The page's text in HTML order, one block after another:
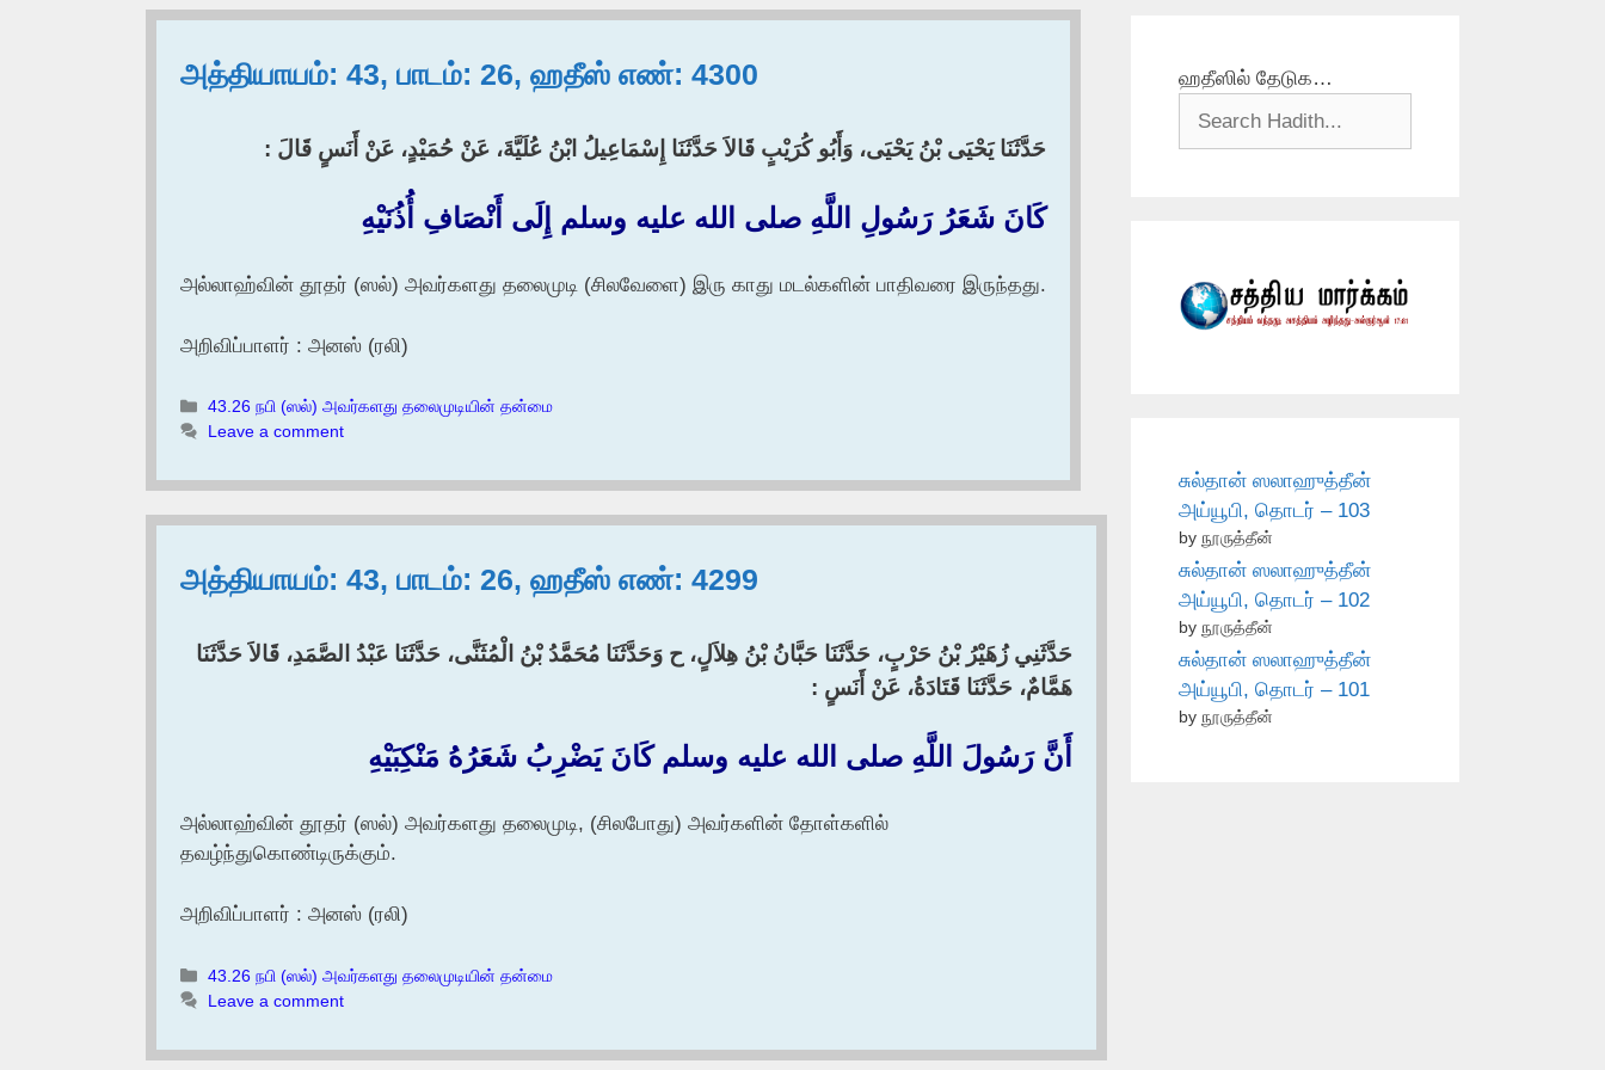
அத்தியாயம்: 43, பாடம்: 26, ஹதீஸ் எண்: 4300
حَدَّثَنَا يَحْيَى بْنُ يَحْيَى، وَأَبُو كُرَيْبٍ قَالاَ حَدَّثَنَا إِسْمَاعِيلُ ابْنُ عُلَيَّةَ، عَنْ حُمَيْدٍ، عَنْ أَنَسٍ قَالَ :‏
كَانَ شَعَرُ رَسُولِ اللَّهِ صلى الله عليه وسلم إِلَى أَنْصَافِ أُذُنَيْهِ ‏
அல்லாஹ்வின் தூதர் (ஸல்) அவர்களது தலைமுடி (சிலவேளை) இரு காது மடல்களின் பாதிவரை இருந்தது.
அறிவிப்பாளர் : அனஸ் (ரலி)
Categories
43.26 நபி (ஸல்) அவர்களது தலைமுடியின் தன்மை
Leave a comment
அத்தியாயம்: 43, பாடம்: 26, ஹதீஸ் எண்: 4299
حَدَّثَنِي زُهَيْرُ بْنُ حَرْبٍ، حَدَّثَنَا حَبَّانُ بْنُ هِلاَلٍ، ح وَحَدَّثَنَا مُحَمَّدُ بْنُ الْمُثَنَّى، حَدَّثَنَا عَبْدُ الصَّمَدِ، قَالاَ حَدَّثَنَا
هَمَّامٌ، حَدَّثَنَا قَتَادَةُ، عَنْ أَنَسٍ :‏
أَنَّ رَسُولَ اللَّهِ صلى الله عليه وسلم كَانَ يَضْرِبُ شَعَرُهُ مَنْكِبَيْهِ
அல்லாஹ்வின் தூதர் (ஸல்) அவர்களது தலைமுடி, (சிலபோது) அவர்களின் தோள்களில்
தவழ்ந்துகொண்டிருக்கும்.
அறிவிப்பாளர் : அனஸ் (ரலி)
Categories
43.26 நபி (ஸல்) அவர்களது தலைமுடியின் தன்மை
Leave a comment
ஹதீஸில் தேடுக…
சுல்தான் ஸலாஹுத்தீன்
அய்யூபி, தொடர் – 103
by நூருத்தீன்
சுல்தான் ஸலாஹுத்தீன்
அய்யூபி, தொடர் – 102
by நூருத்தீன்
சுல்தான் ஸலாஹுத்தீன்
அய்யூபி, தொடர் – 101
by நூருத்தீன்